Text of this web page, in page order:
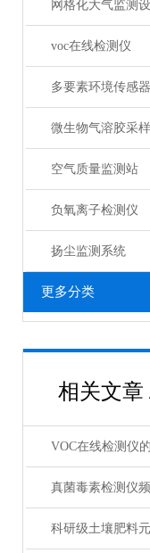
网格化大气监测
voc在线检测仪
多要素环境传感器
微生物气溶胶采
空气质量监测站
负氧离子检测仪
扬尘监测系统
更多分类
相关文章
真菌毒素检测仪